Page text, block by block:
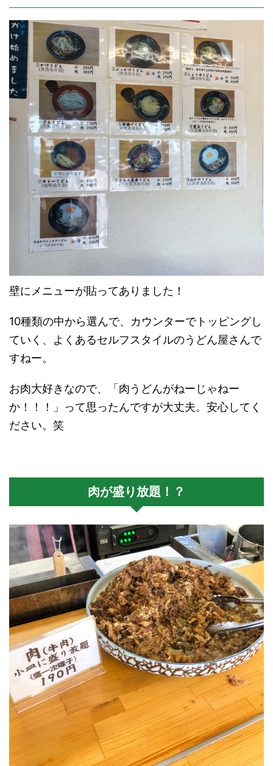
壁にメニューが貼ってありました！
10種類の中から選んで、カウンターでトッピングし
ていく、よくあるセルフスタイルのうどん屋さんで
すねー。
お肉大好きなので、「肉うどんがねーじゃねー
か！！！」って思ったんですが大丈夫。安心してく
ださい。笑
肉が盛り放題！？